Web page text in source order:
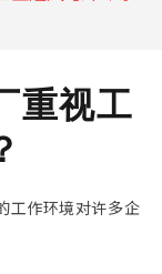
重视工
工作环境对许多企